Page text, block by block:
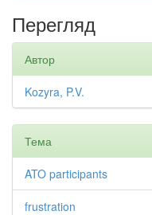
Перегляд
Автор
Kozyra, P.V.
Тема
ATO participants
frustration